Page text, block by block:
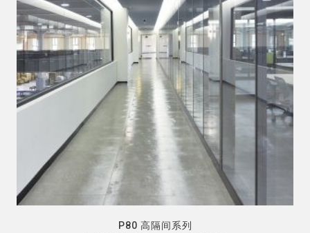
P80 高隔间系列